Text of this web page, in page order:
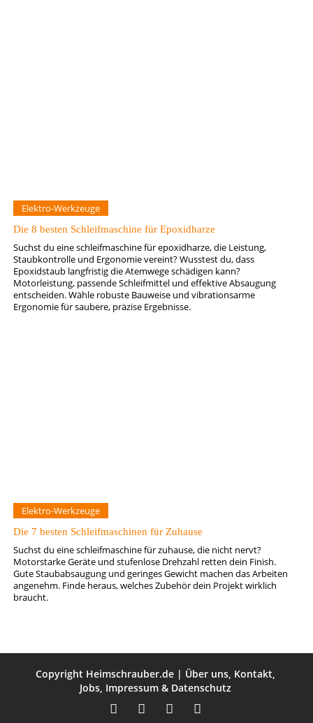
Elektro-Werkzeuge
Die 8 besten Schleifmaschine für Epoxidharze
Suchst du eine schleifmaschine für epoxidharze, die Leistung,
Staubkontrolle und Ergonomie vereint? Wusstest du, dass
Epoxidstaub langfristig die Atemwege schädigen kann?
Motorleistung, passende Schleifmittel und effektive Absaugung
entscheiden. Wähle robuste Bauweise und vibrationsarme
Ergonomie für saubere, präzise Ergebnisse.
Elektro-Werkzeuge
Die 7 besten Schleifmaschinen für Zuhause
Suchst du eine schleifmaschine für zuhause, die nicht nervt?
Motorstarke Geräte und stufenlose Drehzahl retten dein Finish.
Gute Staubabsaugung und geringes Gewicht machen das Arbeiten
angenehm. Finde heraus, welches Zubehör dein Projekt wirklich
braucht.
Copyright Heimschrauber.de | Über uns, Kontakt,
Jobs, Impressum & Datenschutz